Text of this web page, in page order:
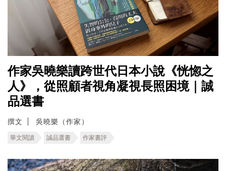
作家吳曉樂讀跨世代日本小說《恍惚之
人》，從照顧者視角凝視長照困境｜誠
品選書
撰文 吳曉樂（作家）
華文閱讀 誠品選書 作家書評